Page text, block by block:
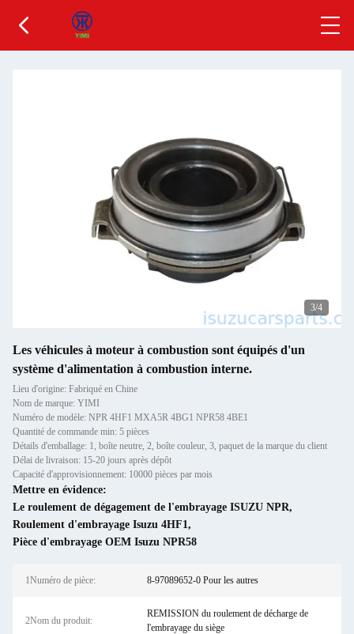
3/4
Les véhicules à moteur à combustion sont équipés d'un
système d'alimentation à combustion interne.
Lieu d'origine: Fabriqué en Chine
Nom de marque: YIMI
Numéro de modèle: NPR 4HF1 MXA5R 4BG1 NPR58 4BE1
Quantité de commande min: 5 pièces
Détails d'emballage: 1, boîte neutre, 2, boîte couleur, 3, paquet de la marque du client
Délai de livraison: 15-20 jours après dépôt
Capacité d'approvisionnement: 10000 pièces par mois
Mettre en évidence:
Le roulement de dégagement de l'embrayage ISUZU NPR,
Roulement d'embrayage Isuzu 4HF1,
Pièce d'embrayage OEM Isuzu NPR58
1Numéro de pièce: 8-97089652-0 Pour les autres
2Nom du produit:
REMISSION du roulement de décharge de
l'embrayage du siège